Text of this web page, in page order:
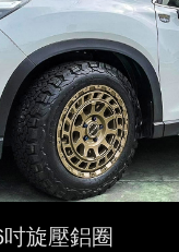
旋壓鋁圈